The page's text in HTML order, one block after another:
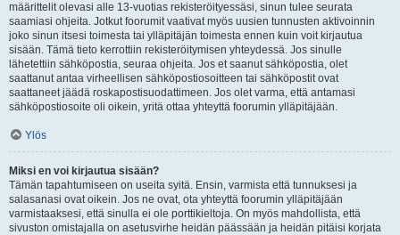
määrittelit olevasi alle 13-vuotias rekisteröityessäsi, sinun tulee seurata
saamiasi ohjeita. Jotkut foorumit vaativat myös uusien tunnusten aktivoinnin
joko sinun itsesi toimesta tai ylläpitäjän toimesta ennen kuin voit kirjautua
sisään. Tämä tieto kerrottiin rekisteröitymisen yhteydessä. Jos sinulle
lähetettiin sähköpostia, seuraa ohjeita. Jos et saanut sähköpostia, olet
saattanut antaa virheellisen sähköpostiosoitteen tai sähköpostit ovat
saattaneet jäädä roskapostisuodattimeen. Jos olet varma, että antamasi
sähköpostiosoite oli oikein, yritä ottaa yhteyttä foorumin ylläpitäjään.
Ylös
Miksi en voi kirjautua sisään?
Tämän tapahtumiseen on useita syitä. Ensin, varmista että tunnuksesi ja
salasanasi ovat oikein. Jos ne ovat, ota yhteyttä foorumin ylläpitäjään
varmistaaksesi, että sinulla ei ole porttikieltoja. On myös mahdollista, että
sivuston omistajalla on asetusvirhe heidän päässään ja heidän pitäisi korjata